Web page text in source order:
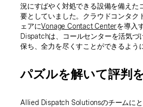
況にすばやく対処できる設備を備えた
要としていました。クラウドコンタク
ェアにVonage Contact Centerを導入
Dispatchは、コールセンターを活気づ
保ち、全力を尽くすことができるよう
パズルを解いて評判
Allied Dispatch Solutionsのチームに